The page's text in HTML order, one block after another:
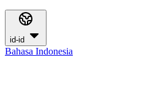
id-id
Bahasa Indonesia